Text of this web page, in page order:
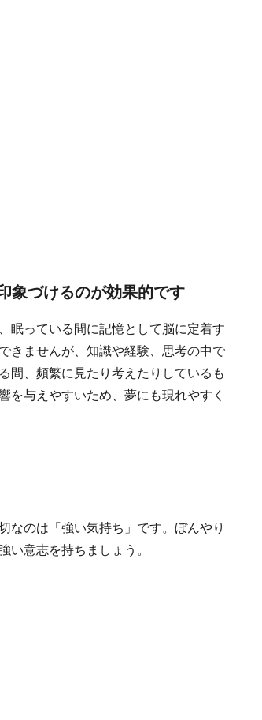
象づけるのが効果的です
眠っている間に記憶として脳に定着す
きませんが、知識や経験、思考の中で
間、頻繁に見たり考えたりしているも
を与えやすいため、夢にも現れやすく
なのは「強い気持ち」です。ぼんやり
い意志を持ちましょう。